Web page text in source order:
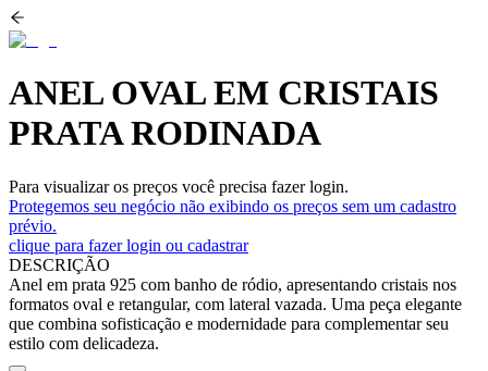
ANEL OVAL EM CRISTAIS
PRATA RODINADA
Para visualizar os preços você precisa fazer login.
Protegemos seu negócio não exibindo os preços sem um cadastro
prévio.
clique para fazer login ou cadastrar
DESCRIÇÃO
Anel em prata 925 com banho de ródio, apresentando cristais nos
formatos oval e retangular, com lateral vazada. Uma peça elegante
que combina sofisticação e modernidade para complementar seu
estilo com delicadeza.